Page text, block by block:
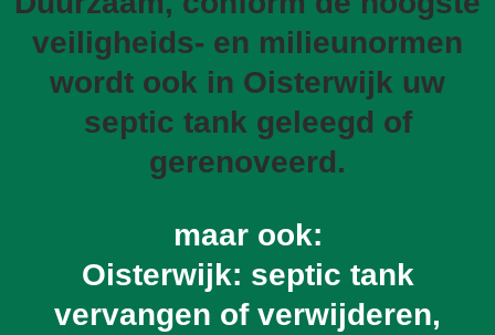
veiligheids- en milieunormen
wordt ook in Oisterwijk uw
septic tank geleegd of
gerenoveerd.
maar ook:
Oisterwijk: septic tank
vervangen of verwijderen,